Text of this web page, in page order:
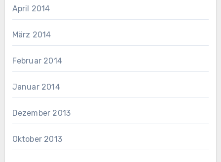
April 2014
März 2014
Februar 2014
Januar 2014
Dezember 2013
Oktober 2013